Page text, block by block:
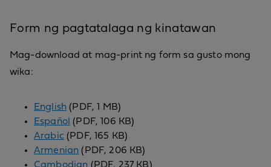
Form ng pagtatalaga ng kinatawan
Mag-download at mag-print ng form sa gusto mong
wika:
English (PDF, 1 MB)
Español (PDF, 106 KB)
Arabic (PDF, 165 KB)
Armenian (PDF, 206 KB)
Cambodian (PDF, 237 KB)